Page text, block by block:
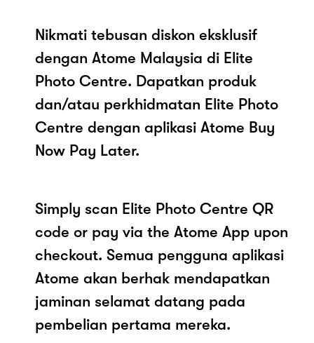
Nikmati tebusan diskon eksklusif
dengan Atome Malaysia di Elite
Photo Centre. Dapatkan produk
dan/atau perkhidmatan Elite Photo
Centre dengan aplikasi Atome Buy
Now Pay Later.
Simply scan Elite Photo Centre QR
code or pay via the Atome App upon
checkout. Semua pengguna aplikasi
Atome akan berhak mendapatkan
jaminan selamat datang pada
pembelian pertama mereka.